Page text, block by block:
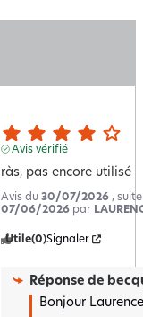
Avis vérifié
ràs, pas encore utilisé
Avis du 30/07/2026 ,
07/06/2026 par
Utile(0)Signaler
Réponse de
Bonjour